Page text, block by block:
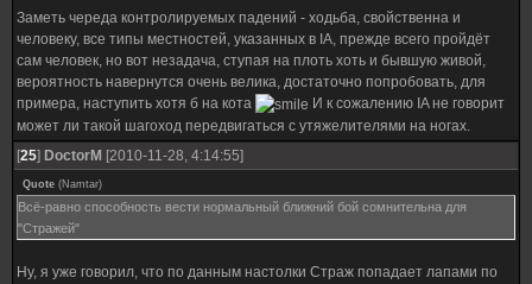
Заметь череда контролируемых падений - ходьба, свойственна и
человеку, все типы местностей, указанных в IA, прежде всего пройдёт
сам человек, но вот незадача, ступая на плоть хоть и бывшую живой,
вероятность навернутся очень велика, достаточно попробовать, для
примера, наступить хотя б на кота
И к сожалению IA не говорит
может ли такой шагоход передвигаться с утяжелителями на ногах.
[25] DoctorM [2010-11-28, 4:14:55]
Quote (Namtar)
Всё-равно способность вести нормальный ближний бой сомнительна для
"Стражей"
Ну, я уже говорил, что по данным настолки Страж попадает лапами по